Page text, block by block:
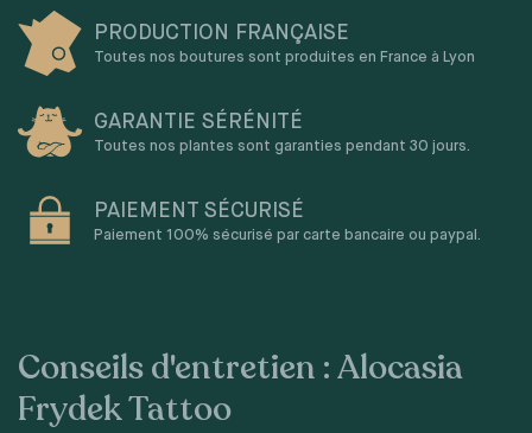
PRODUCTION FRANÇAISE
Toutes nos boutures sont produites en France à Lyon
GARANTIE SÉRÉNITÉ
Toutes nos plantes sont garanties pendant 30 jours.
PAIEMENT SÉCURISÉ
Paiement 100% sécurisé par carte bancaire ou paypal.
Conseils d'entretien : Alocasia
Frydek Tattoo